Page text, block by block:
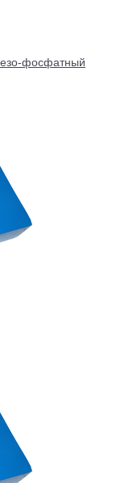
фосфатный